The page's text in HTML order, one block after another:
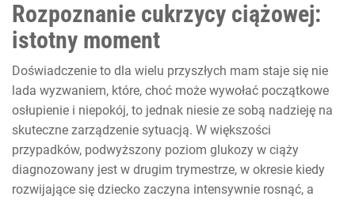
Rozpoznanie cukrzycy ciążowej:
istotny moment
Doświadczenie to dla wielu przyszłych mam staje się nie
lada wyzwaniem, które, choć może wywołać początkowe
osłupienie i niepokój, to jednak niesie ze sobą nadzieję na
skuteczne zarządzenie sytuacją. W większości
przypadków, podwyższony poziom glukozy w ciąży
diagnozowany jest w drugim trymestrze, w okresie kiedy
rozwijające się dziecko zaczyna intensywnie rosnąć, a